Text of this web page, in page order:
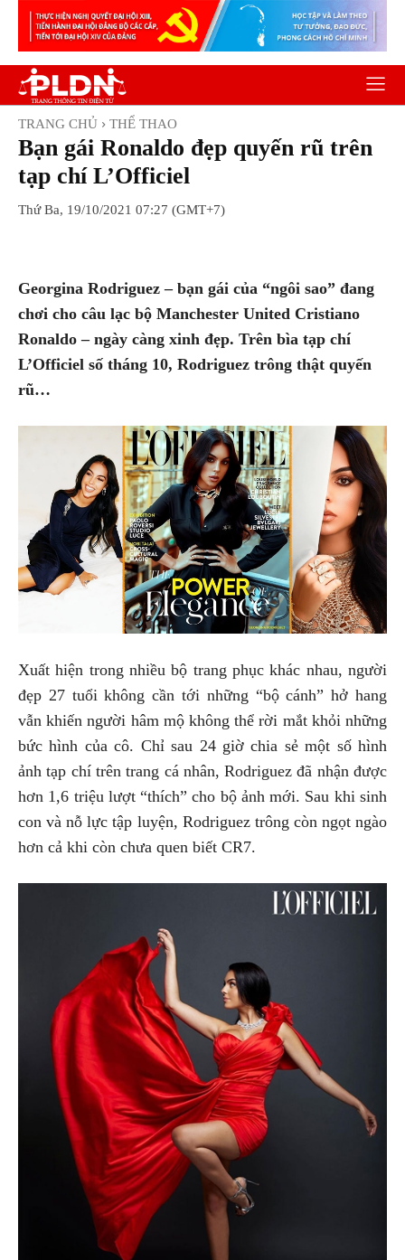
TRANG CHỦ THỂ THAO
Bạn gái Ronaldo đẹp quyến rũ trên
tạp chí L’Officiel
Thứ Ba, 19/10/2021 07:27 (GMT+7)
Georgina Rodriguez – bạn gái của “ngôi sao” đang
chơi cho câu lạc bộ Manchester United Cristiano
Ronaldo – ngày càng xinh đẹp. Trên bìa tạp chí
L’Officiel số tháng 10, Rodriguez trông thật quyến
rũ…
Xuất hiện trong nhiều bộ trang phục khác nhau, người
đẹp 27 tuổi không cần tới những “bộ cánh” hở hang
vẫn khiến người hâm mộ không thể rời mắt khỏi những
bức hình của cô. Chỉ sau 24 giờ chia sẻ một số hình
ảnh tạp chí trên trang cá nhân, Rodriguez đã nhận được
hơn 1,6 triệu lượt “thích” cho bộ ảnh mới. Sau khi sinh
con và nỗ lực tập luyện, Rodriguez trông còn ngọt ngào
hơn cả khi còn chưa quen biết CR7.